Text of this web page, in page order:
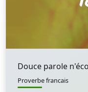
Douce parole
Proverbe francais